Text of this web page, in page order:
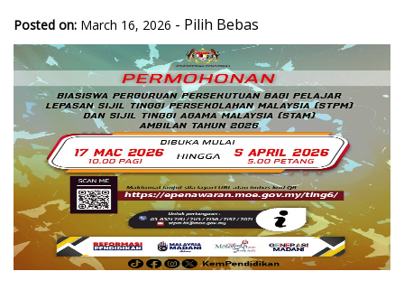
Posted on: March 16, 2026 - Pilih Bebas